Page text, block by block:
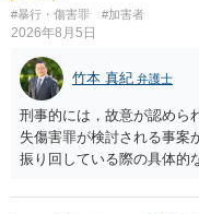
#暴行・傷害罪 #加害者
2026年8月5日
竹本 真紀 弁護士
刑事的には，故意が認めら
失傷害罪が検討される事案
振り回している際の具体的
過失でも該当するでしょう